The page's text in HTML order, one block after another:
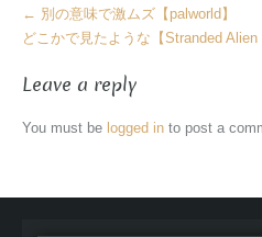
More
Articles
← 別の意味で激ムズ【palworld】
どこかで見たような【Stranded Alien
Leave a reply
You must be logged in to post a